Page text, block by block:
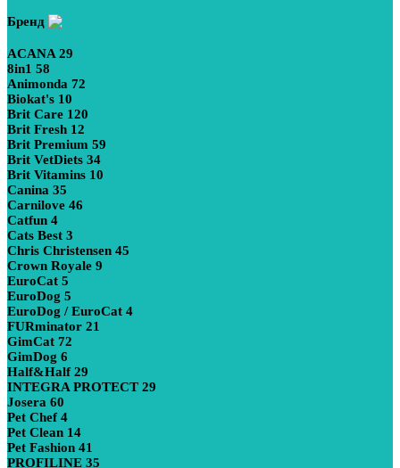
Бренд
ACANA29
8in1 58
Animonda 72
Biokat's 10
Brit Care 120
Brit Fresh 12
Brit Premium 59
Brit VetDiets 34
Brit Vitamins 10
Canina 35
Carnilove 46
Catfun 4
Cats Best 3
Chris Christensen 45
Crown Royale 9
EuroCat 5
EuroDog 5
EuroDog / EuroCat 4
FURminator 21
GimCat 72
GimDog 6
Half&Half 29
INTEGRA PROTECT 29
Josera 60
Pet Chef 4
Pet Clean 14
Pet Fashion 41
PROFILINE 35